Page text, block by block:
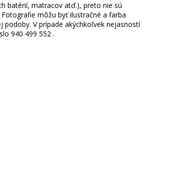
batérií, matracov atď.), preto nie sú
môžu byť ilustračné a farba
V prípade akýchkoľvek nejasností
940 499 552 .